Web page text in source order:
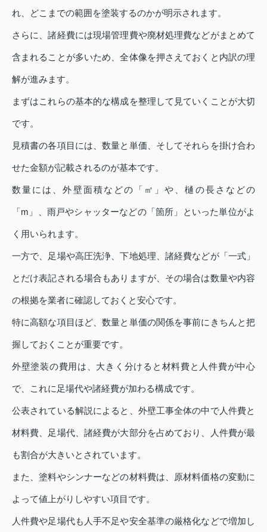
れ、どこまでの範囲を塗装するのかが明示されます。
さらに、諸経費には現場管理費や廃材処理費などがまとめて
含まれることが多いため、全体像を押さえておくと内訳の理
解が進みます。
まずはこれらの基本的な構成を整理して見ていくことが大切
です。
見積書の各項目には、数量と単価、そしてそれらを掛け合わ
せた金額が記載されるのが基本です。
数量には、外壁面積などの「㎡」や、樋の長さなどの
「m」、雨戸やシャッターなどの「箇所」といった単位がよ
く用いられます。
一方で、足場や高圧洗浄、下地処理、諸経費などが「一式」
とだけ表記される場合もありますが、その場合は数量や内容
の根拠を業者に確認しておくと安心です。
特に高額な項目ほど、数量と単価の関係を事前にきちんと把
握しておくことが重要です。
外壁塗装の費用は、大きく分けると材料費と人件費が中心
で、これに足場代や諸経費が加わる構成です。
公表されている解説によると、外壁工事全体の中で人件費と
材料費、足場代、諸経費が大部分を占めており、人件費が最
も割合が大きいとされています。
また、塗料やシンナーなどの材料費は、原材料価格の変動に
よって値上がりしやすい項目です。
人件費や足場代も人手不足や安全基準の厳格化などで増加し